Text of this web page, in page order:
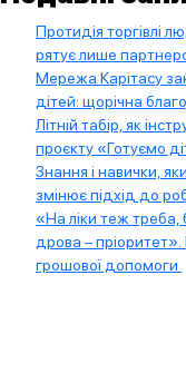
Протидія торгівлі
рятує лише
Мережа Карітасу
дітей: щорічна
Літній табір, як
проєкту «Готуємо
Знання і навички,
змінює підхід до
«На ліки теж треба,
дрова – пріоритет».
грошової допомоги